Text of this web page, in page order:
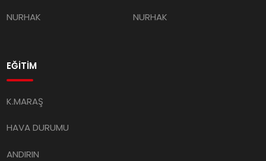
NURHAK NURHAK
EĞİTİM
K.MARAŞ
HAVA DURUMU
ANDIRIN